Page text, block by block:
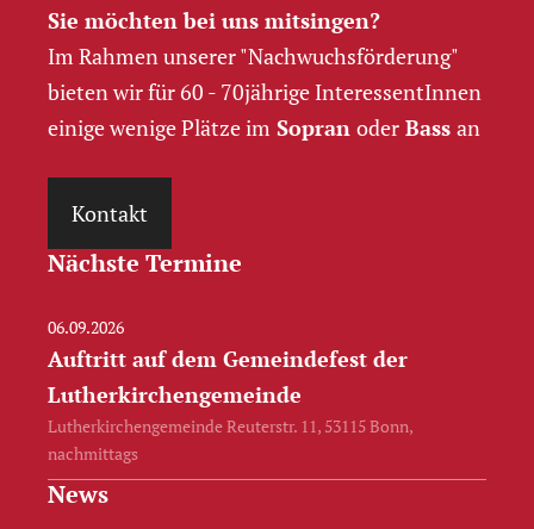
Sie möchten bei uns mitsingen?
Im Rahmen unserer "Nachwuchs­förderung"
bieten wir für 60 - 70jährige InteressentInnen
einige wenige Plätze im Sopran oder Bass an
Kontakt
Nächste Termine
06.09.2026
Auftritt auf dem Gemeindefest der
Lutherkirchengemeinde
Lutherkirchengemeinde Reuterstr. 11, 53115 Bonn,
nachmittags
News